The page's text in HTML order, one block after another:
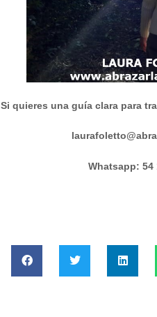
Si quieres una guía clara para
Whatsapp: 54